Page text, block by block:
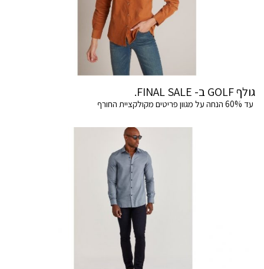
גולף GOLF ב- FINAL SALE.
עד 60% הנחה על מגוון פריטים מקולקציית החורף